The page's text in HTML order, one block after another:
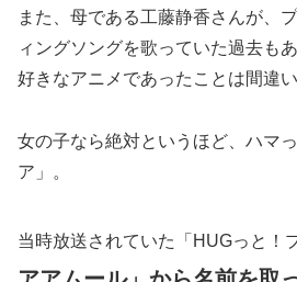
また、母である工藤静香さんが、
ィングソングを歌っていた過去も
好きなアニメであったことは間違
女の子なら絶対というほど、ハマ
ア」。
当時放送されていた「HUGっと！